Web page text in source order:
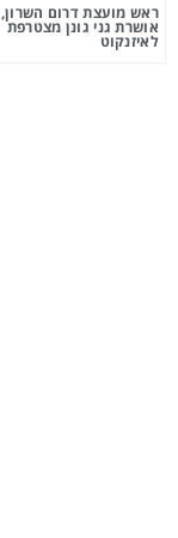
ראש מועצת דרום השרון,
אושרת גני גונן מצטרפת
לאיזנקוט